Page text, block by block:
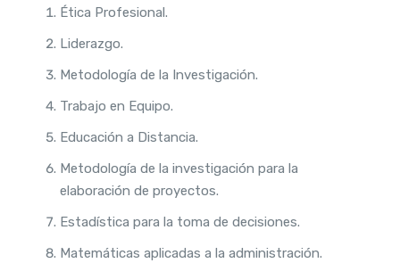
Ética Profesional.
Liderazgo.
Metodología de la Investigación.
Trabajo en Equipo.
Educación a Distancia.
Metodología de la investigación para la
elaboración de proyectos.
Estadística para la toma de decisiones.
Matemáticas aplicadas a la administración.